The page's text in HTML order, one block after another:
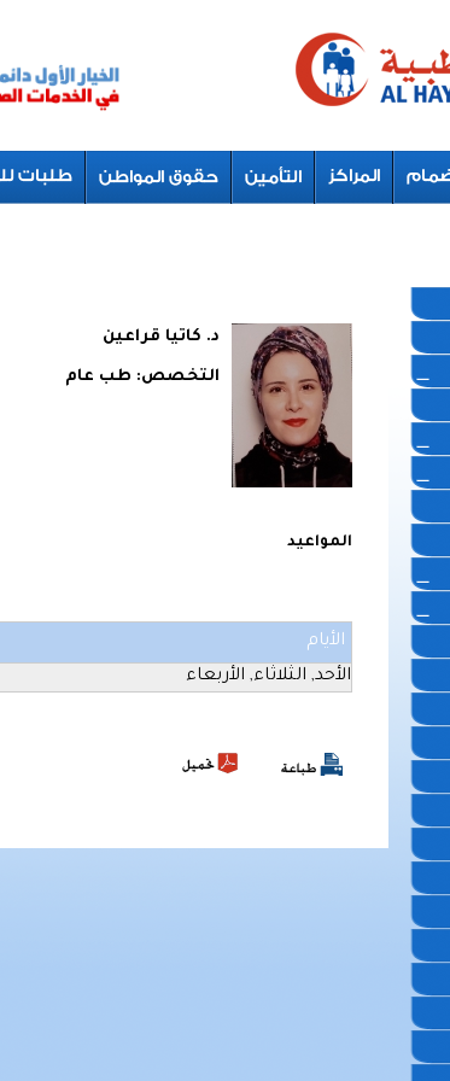
د. كاتيا قراعين
التخصص: طب عام
المواعيد
الأيام
الأحد, الثلاثاء, الأربعاء